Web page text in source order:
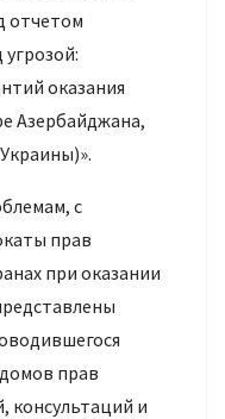
отчетом
оказания
Азербайджана,
с
прав
при оказании
прав
консультаций и